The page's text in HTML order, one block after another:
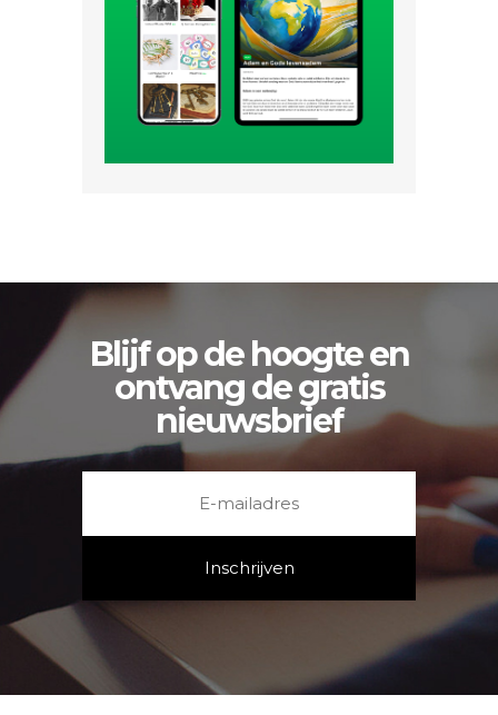
Blijf op de hoogte en
ontvang de gratis
nieuwsbrief